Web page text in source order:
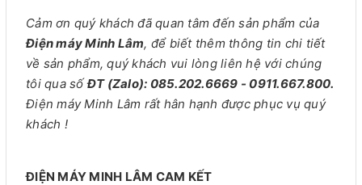
Cảm ơn quý khách đã quan tâm đến sản phẩm của
Điện máy Minh Lâm, để biết thêm thông tin chi tiết
về sản phẩm, quý khách vui lòng liên hệ với chúng
tôi qua sốĐT (Zalo): 085.202.6669 - 0911.667.800.
Điện máy Minh Lâm rất hân hạnh được phục vụ quý
khách !
ĐIỆN MÁY MINH LÂM CAM KẾT